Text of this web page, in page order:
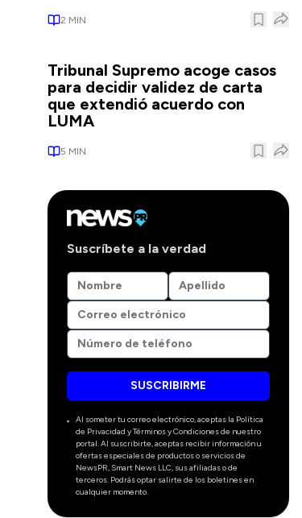
2 MIN
Tribunal Supremo acoge casos
para decidir validez de carta
que extendió acuerdo con
LUMA
5 MIN
Suscríbete a la verdad
SUSCRIBIRME
Al someter tu correo electrónico, aceptas la Política
de Privacidad y Términos y Condiciones de nuestro
portal. Al suscribirte, aceptas recibir información u
ofertas especiales de productos o servicios de
NewsPR, Smart News LLC, sus afiliadas o de
terceros. Podrás optar salirte de los boletines en
cualquier momento.